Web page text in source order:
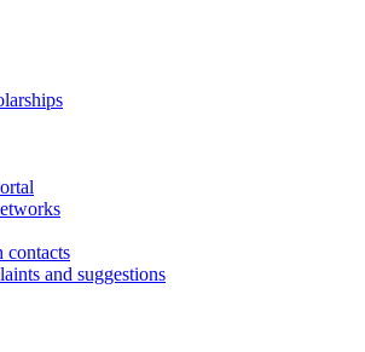
contacts
and suggestions